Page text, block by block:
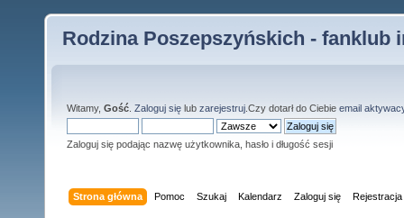
Rodzina Poszepszyńskich - fanklub
Witamy, Gość Zaloguj się lub zarejestruj .Czy dotarł do Ciebie email
Zaloguj się podając nazwę użytkownika, hasło i długość sesji
Strona główna Pomoc Szukaj Kalendarz Zaloguj się Rejestracja